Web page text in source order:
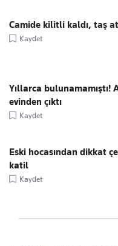
Camide kilitli kaldı, taş
Kaydet
Yıllarca bulunamamıştı!
evinden çıktı
Kaydet
Eski hocasından dikkat
katil
Kaydet